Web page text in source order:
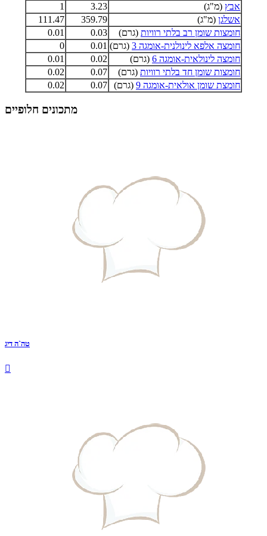
אבץ (מ"ג) 3.23
1
אשלגן (מ"ג) 359.79
111.47
חומצות שומן רב בלתי רוויות (גרם) 0.03
0.01
חומצה אלפא לינולנית-אומגה 3
(גרם) 0.01
0
חומצה לינולאית-אומגה 6
(גרם) 0.02
0.01
חומצות שומן חד בלתי רוויות (גרם) 0.07
0.02
חומצת שומן אולאית-אומגה 9
(גרם) 0.07
0.02
מתכונים חלופיים
טה`ה דיג
